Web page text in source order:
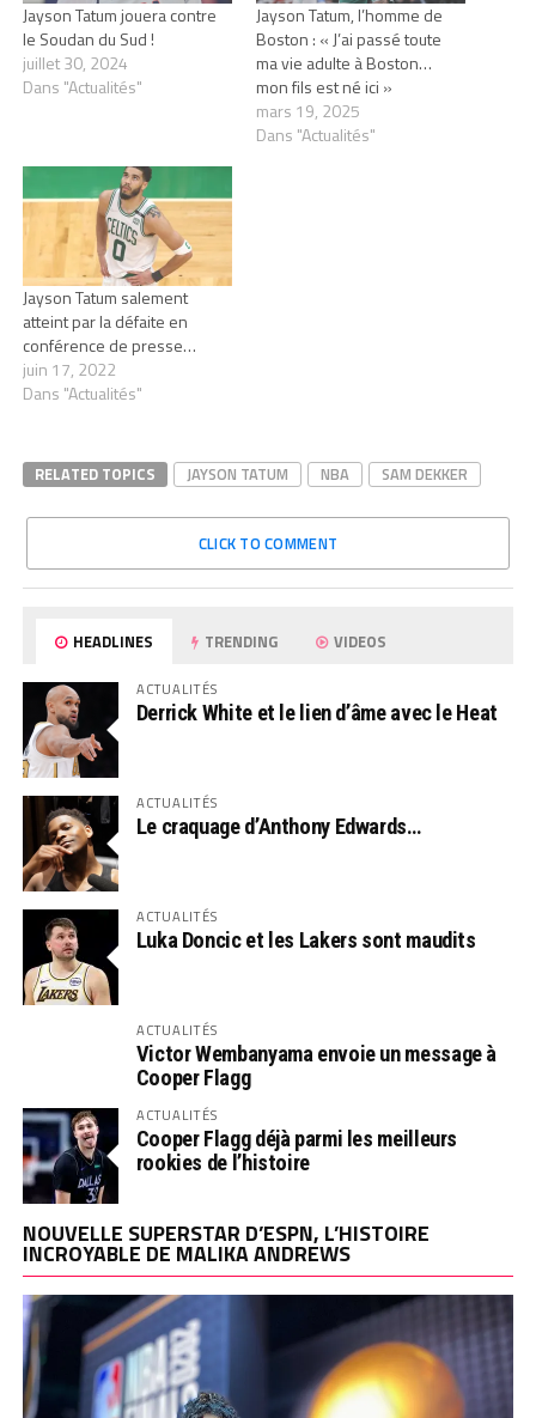
Jayson Tatum jouera contre
le Soudan du Sud !
juillet 30, 2024
Dans "Actualités"
Jayson Tatum, l’homme de
Boston : « J’ai passé toute
ma vie adulte à Boston…
mon fils est né ici »
mars 19, 2025
Dans "Actualités"
Jayson Tatum salement
atteint par la défaite en
conférence de presse…
juin 17, 2022
Dans "Actualités"
RELATED TOPICS JAYSON TATUM NBA SAM DEKKER
CLICK TO COMMENT
HEADLINES TRENDING VIDEOS
ACTUALITÉS
Derrick White et le lien d’âme avec le Heat
ACTUALITÉS
Le craquage d’Anthony Edwards…
ACTUALITÉS
Luka Doncic et les Lakers sont maudits
ACTUALITÉS
Victor Wembanyama envoie un message à
Cooper Flagg
ACTUALITÉS
Cooper Flagg déjà parmi les meilleurs
rookies de l’histoire
NOUVELLE SUPERSTAR D’ESPN, L’HISTOIRE
INCROYABLE DE MALIKA ANDREWS